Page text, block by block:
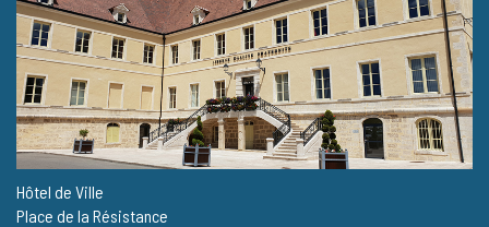
Hôtel de Ville
Place de la Résistance